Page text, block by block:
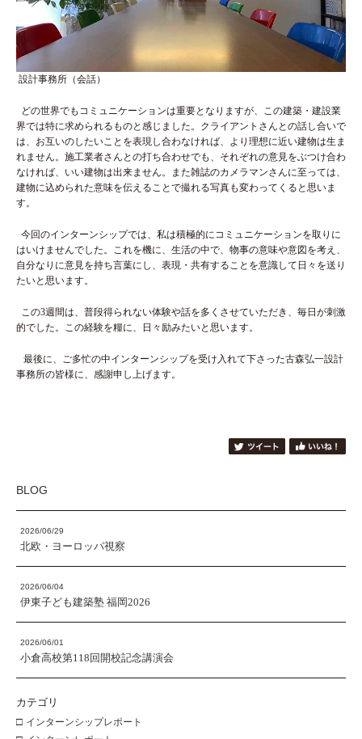
設計事務所（会話）
どの世界でもコミュニケーションは重要となりますが、この建築・建設業
界では特に求められるものと感じました。クライアントさんとの話し合いで
は、お互いのしたいことを表現し合わなければ、より理想に近い建物は生ま
れません。施工業者さんとの打ち合わせでも、それぞれの意見をぶつけ合わ
なければ、いい建物は出来ません。また雑誌のカメラマンさんに至っては、
建物に込められた意味を伝えることで撮れる写真も変わってくると思いま
す。
今回のインターンシップでは、私は積極的にコミュニケーションを取りに
はいけませんでした。これを機に、生活の中で、物事の意味や意図を考え、
自分なりに意見を持ち言葉にし、表現・共有することを意識して日々を送り
たいと思います。
この3週間は、普段得られない体験や話を多くさせていただき、毎日が刺激
的でした。この経験を糧に、日々励みたいと思います。
最後に、ご多忙の中インターンシップを受け入れて下さった古森弘一設計
事務所の皆様に、感謝申し上げます。
BLOG
2026/06/29
北欧・ヨーロッパ視察
2026/06/04
伊東子ども建築塾 福岡2026
2026/06/01
小倉高校第118回開校記念講演会
カテゴリ
□ インターンシップレポート